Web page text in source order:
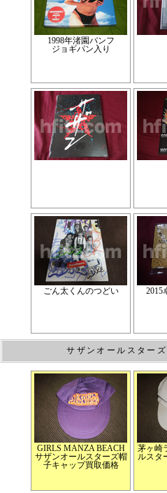
1998年渚園パンフ
ジョギパン入り
ごん太くんのつどい 2015
サザンオールスター
GIRLS MANZA BEACH
サザンオールスターズ帽
子キャップ買取価格
茅ヶ崎
ルスタ